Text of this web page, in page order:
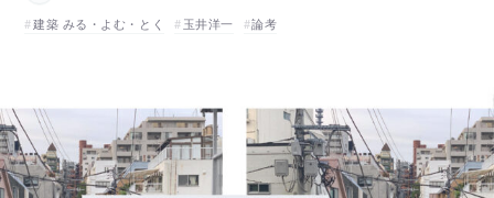
建築 みる・よむ・とく
玉井洋一 論考